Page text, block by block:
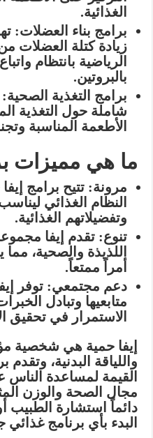
الغذائية.
برامج بناء العضلات:
زيادة كتلة العضلات
الرياضية بانتظام
بالبروتين.
برامج التغذية الصحية:
شاملة حول التغذية
الأطعمة المناسبة
ما هي مميزات
مرونة: تتيح برامج
النظام الغذائي
وتفضيلاتهم الغذائية.
تنوع: تقدم إيفا
اللذيذة والصحية، مما
أمراً ممتعاً.
دعم مجتمعي: توفر
متابعيها وتبادل
الاستمرار في تحقيق
إيفا حمية هي شخصية
واللياقة البدنية، وتقدم
القيمة لمساعدة
مجال الصحة والوزن
دائماً استشارة الطبيب
البدء بأي برنامج غذائي